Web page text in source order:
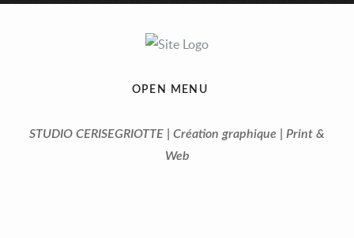
OPEN MENU
STUDIO CERISEGRIOTTE | Création graphique | Print &
Web